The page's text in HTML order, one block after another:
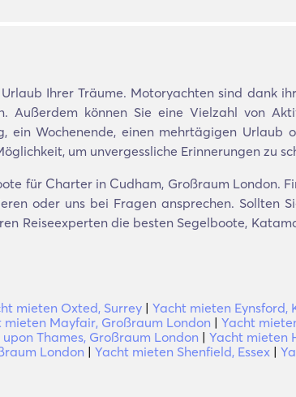
Ihrer Träume. Motoryachten sind dank
können Sie eine Vielzahl von
ein Wochenende, einen mehrtägigen Urlaub
um unvergessliche Erinnerungen zu
für Charter in Cudham, Großraum London.
oder uns bei Fragen ansprechen. Sollten
Reiseexperten die besten Segelboote,
mieten Oxted, Surrey | Yacht mieten Eynsford,
mieten Mayfair, Großraum London | Yacht
Thames, Großraum London | Yacht mieten
London | Yacht mieten Shenfield, Essex |